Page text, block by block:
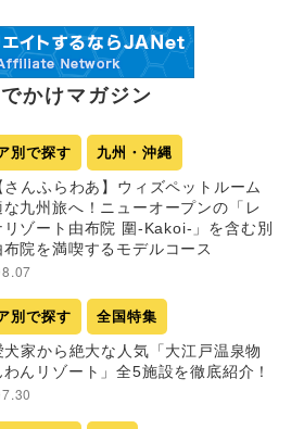
かけマガジン
別で探す 九州・沖縄
さんふらわあ】ウィズペットルーム
な九州旅へ！ニューオープンの「レ
リゾート由布院 圍-Kakoi-」を含む別
布院を満喫するモデルコース
別で探す 全国特集
犬家から絶大な人気「大江戸温泉物
んリゾート」全5施設を徹底紹介！